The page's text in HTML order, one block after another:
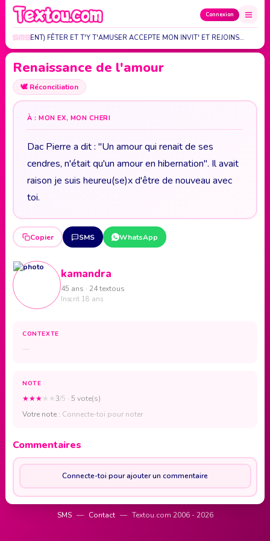
Connexion
FÊTER ET T'Y T'AMUSER ACCEPTE MON INVIT' ET REJOINS…
Renaissance de l'amour
🕊️ Réconciliation
À : MON EX, MON CHERI
Dac Pierre a dit : "Un amour qui renait de ses
cendres, n'était qu'un amour en hibernation". Il avait
raison je suis heureu(se)x d'être de nouveau avec
toi.
Copier SMS WhatsApp
kamandra
45 ans · 24 textous
Inscrit 18 ans
CONTEXTE
—
NOTE
★★★★ ★3/5 · 5 vote(s)
Votre note : Connecte-toi pour noter
Commentaires
Connecte-toi pour ajouter un commentaire
SMS — Contact — Textou.com 2006 - 2026